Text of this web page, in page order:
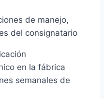
de manejo,
del consignatario
en la fábrica
semanales de